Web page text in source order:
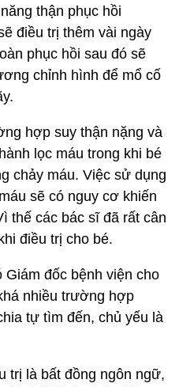
thận phục hồi
điều trị thêm vài ngày
phục hồi sau đó sẽ
chỉnh hình để mổ cố
hợp suy thận nặng và
lọc máu trong khi bé
chảy máu. Việc sử dụng
sẽ có nguy cơ khiến
thế các bác sĩ đã rất cân
điều trị cho bé.
đốc bệnh viện cho
nhiều trường hợp
tự tìm đến, chủ yếu là
trị là bất đồng ngôn ngữ,